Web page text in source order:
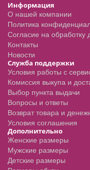
Информация
О нашей компании
Политика
Согласие на обработку
Контакты
Новости
Служба поддержки
Условия работы с
Комиссия выкупа и
Выбор пункта выдачи
Вопросы и ответы
Возврат товара и
Условия соглашения
Дополнительно
Женские размеры
Мужские размеры
Детские размеры